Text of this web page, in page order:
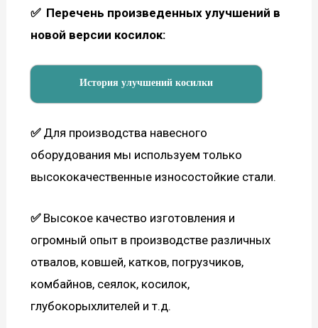
✅Перечень произведенных улучшений в
новой версии косилок:
История улучшений косилки
✅ Для производства навесного
оборудования мы используем только
высококачественные износостойкие стали.
✅Высокое качество изготовления и
огромный опыт в производстве различных
отвалов, ковшей, катков, погрузчиков,
комбайнов, сеялок, косилок,
глубокорыхлителей и т.д.